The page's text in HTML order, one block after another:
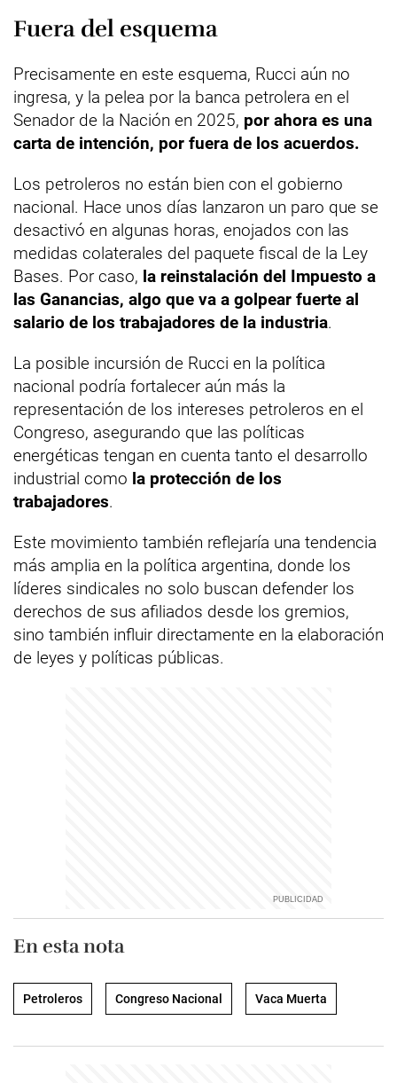
Fuera del esquema
Precisamente en este esquema, Rucci aún no
ingresa, y la pelea por la banca petrolera en el
Senador de la Nación en 2025, por ahora es una
carta de intención, por fuera de los acuerdos.
Los petroleros no están bien con el gobierno
nacional. Hace unos días lanzaron un paro que se
desactivó en algunas horas, enojados con las
medidas colaterales del paquete fiscal de la Ley
Bases. Por caso, la reinstalación del Impuesto a
las Ganancias, algo que va a golpear fuerte al
salario de los trabajadores de la industria.
La posible incursión de Rucci en la política
nacional podría fortalecer aún más la
representación de los intereses petroleros en el
Congreso, asegurando que las políticas
energéticas tengan en cuenta tanto el desarrollo
industrial como la protección de los
trabajadores.
Este movimiento también reflejaría una tendencia
más amplia en la política argentina, donde los
líderes sindicales no solo buscan defender los
derechos de sus afiliados desde los gremios,
sino también influir directamente en la elaboración
de leyes y políticas públicas.
En esta nota
Petroleros Congreso Nacional Vaca Muerta